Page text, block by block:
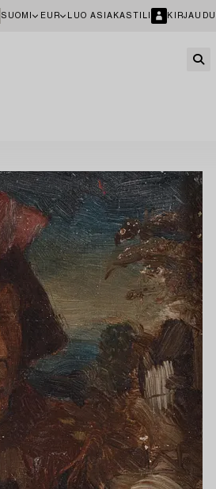
SUOMI EUR LUO ASIAKASTILI KIRJAUDU